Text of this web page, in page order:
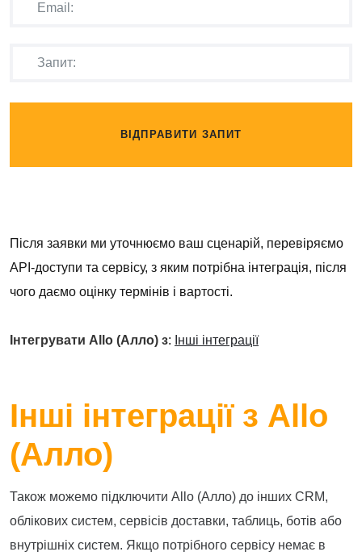
ВІДПРАВИТИ ЗАПИТ
Після заявки ми уточнюємо ваш сценарій, перевіряємо
API-доступи та сервісу, з яким потрібна інтеграція, після
чого даємо оцінку термінів і вартості.
Інтегрувати Allo (Алло) з: Інші інтеграції
Інші інтеграції з Allo
(Алло)
Також можемо підключити Allo (Алло) до інших CRM,
облікових систем, сервісів доставки, таблиць, ботів або
внутрішніх систем. Якщо потрібного сервісу немає в